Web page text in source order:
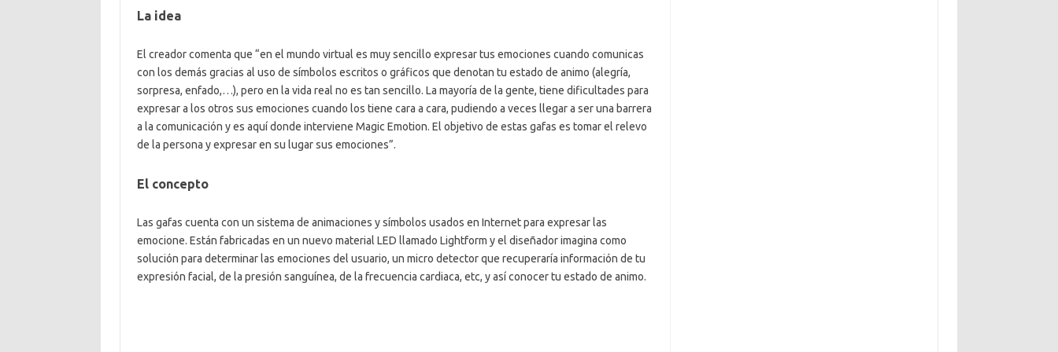
La idea
El creador comenta que “en el mundo virtual es muy sencillo expresar tus emociones cuando comunicas
con los demás gracias al uso de símbolos escritos o gráficos que denotan tu estado de animo (alegría,
sorpresa, enfado,…), pero en la vida real no es tan sencillo. La mayoría de la gente, tiene dificultades para
expresar a los otros sus emociones cuando los tiene cara a cara, pudiendo a veces llegar a ser una barrera
a la comunicación y es aquí donde interviene Magic Emotion. El objetivo de estas gafas es tomar el relevo
de la persona y expresar en su lugar sus emociones”.
El concepto
Las gafas cuenta con un sistema de animaciones y símbolos usados en Internet para expresar las
emocione. Están fabricadas en un nuevo material LED llamado Lightform y el diseñador imagina como
solución para determinar las emociones del usuario, un micro detector que recuperaría información de tu
expresión facial, de la presión sanguínea, de la frecuencia cardiaca, etc, y así conocer tu estado de animo.